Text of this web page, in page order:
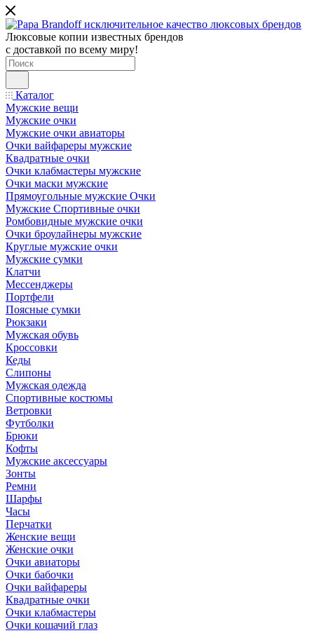
Люксовые копии известных брендов
с доставкой по всему миру!
Каталог
Мужские вещи
Мужские очки
Мужские очки авиаторы
Очки вайфареры мужские
Квадратные очки
Очки клабмастеры мужские
Очки маски мужские
Прямоугольные мужские Очки
Мужские Спортивные очки
Ромбовидные мужские очки
Очки броулайнеры мужские
Круглые мужские очки
Мужские сумки
Клатчи
Мессенджеры
Портфели
Поясные сумки
Рюкзаки
Мужская обувь
Кроссовки
Кеды
Слипоны
Мужская одежда
Спортивные костюмы
Ветровки
Футболки
Брюки
Кофты
Мужские аксессуары
Зонты
Ремни
Шарфы
Часы
Перчатки
Женские вещи
Женские очки
Очки авиаторы
Очки бабочки
Очки вайфареры
Квадратные очки
Очки клабмастеры
Очки кошачий глаз